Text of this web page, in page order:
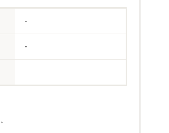
-
-